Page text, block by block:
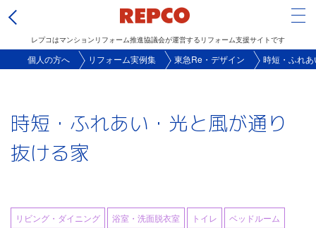
レプコはマンションリフォーム推進協議会が運営するリフォーム支援サイトです
個人の方へ リフォーム実例集 東急Re・デザイン 時短・ふれ
時短・ふれあい・光と風が通り
抜ける家
リビング・ダイニング 浴室・洗面脱衣室 トイレ ベッドルーム